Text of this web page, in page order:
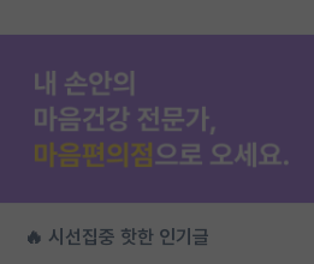
🔥 시선집중 핫한 인기글